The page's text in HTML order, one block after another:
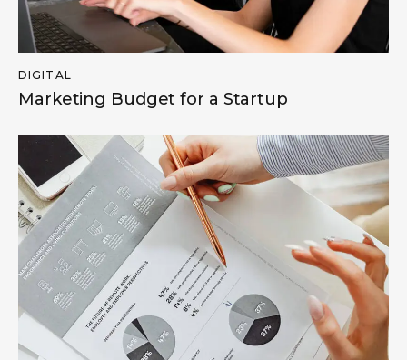
DIGITAL
Marketing Budget for a Startup